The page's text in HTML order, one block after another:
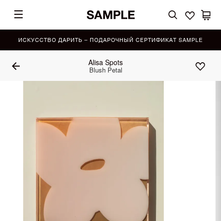
ИСКУССТВО ДАРИТЬ – ПОДАРОЧНЫЙ СЕРТИФИКАТ SAMPLE
Alisa Spots
Blush Petal